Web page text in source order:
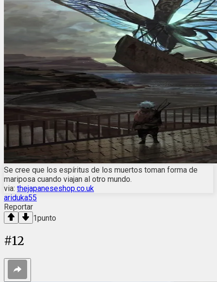
Se cree que los espíritus de los muertos toman forma de
mariposa cuando viajan al otro mundo.
via: thejapaneseshop.co.uk
ariduka55
Reportar
1punto
#12